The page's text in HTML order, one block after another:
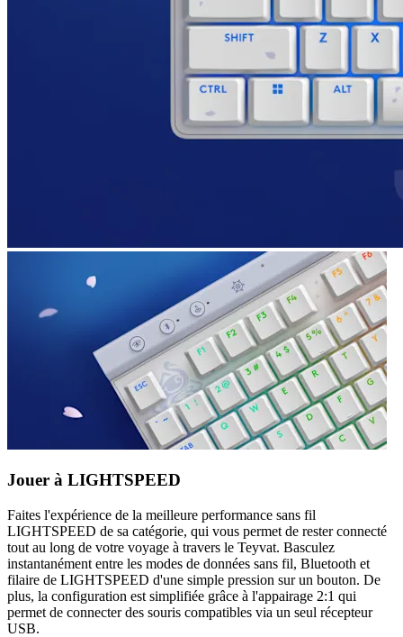
Jouer à LIGHTSPEED
Faites l'expérience de la meilleure performance sans fil
LIGHTSPEED de sa catégorie, qui vous permet de rester connecté
tout au long de votre voyage à travers le Teyvat. Basculez
instantanément entre les modes de données sans fil, Bluetooth et
filaire de LIGHTSPEED d'une simple pression sur un bouton. De
plus, la configuration est simplifiée grâce à l'appairage 2:1 qui
permet de connecter des souris compatibles via un seul récepteur
USB.